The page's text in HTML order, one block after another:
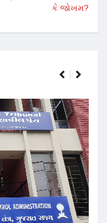
કે જોખમ?